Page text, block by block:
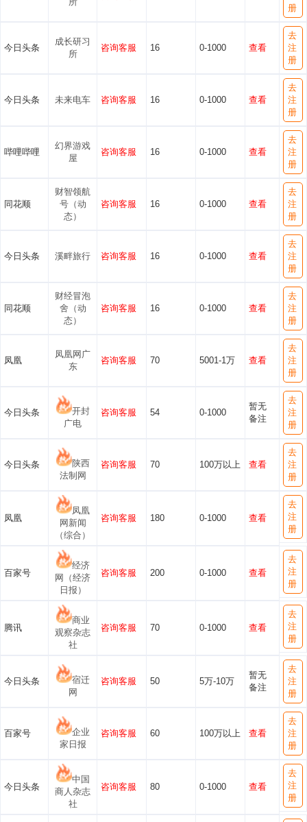
册
今日头条
成长研习
所
咨询客服 16 0-1000 查看
去
注
册
今日头条 未来电车 咨询客服 16 0-1000 查看
去
注
册
哔哩哔哩
幻界游戏
屋
咨询客服 16 0-1000 查看
去
注
册
同花顺
财智领航
号（动
态）
咨询客服 16 0-1000 查看
去
注
册
今日头条 溪畔旅行 咨询客服 16 0-1000 查看
去
注
册
同花顺
财经冒泡
舍（动
态）
咨询客服 16 0-1000 查看
去
注
册
凤凰
凤凰网广
东
咨询客服 70 5001-1万 查看
去
注
册
今日头条
开封
广电
咨询客服 54 0-1000
暂无
备注
去
注
册
今日头条
陕西
法制网
咨询客服 70 100万以上 查看
去
注
册
凤凰
凤凰
网新闻
（综合）
咨询客服 180 0-1000 查看
去
注
册
百家号
经济
网（经济
日报）
咨询客服 200 0-1000 查看
去
注
册
腾讯
商业
观察杂志
社
咨询客服 70 0-1000 查看
去
注
册
今日头条
宿迁
网
咨询客服 50 5万-10万
暂无
备注
去
注
册
百家号
企业
家日报
咨询客服 60 100万以上 查看
去
注
册
今日头条
中国
商人杂志
社
咨询客服 80 0-1000 查看
去
注
册